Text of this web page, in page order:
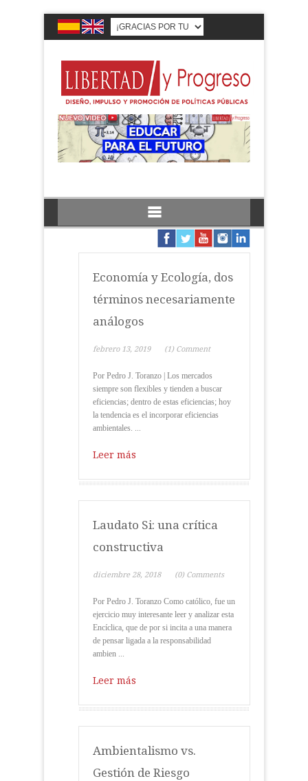
Economía y Ecología, dos
términos necesariamente
análogos
febrero 13, 2019 (1) Comment
Por Pedro J. Toranzo | Los mercados
siempre son flexibles y tienden a buscar
eficiencias; dentro de estas eficiencias; hoy
la tendencia es el incorporar eficiencias
ambientales. ...
Leer más
Laudato Si: una crítica
constructiva
diciembre 28, 2018 (0) Comments
Por Pedro J. Toranzo Como católico, fue un
ejercicio muy interesante leer y analizar esta
Encíclica, que de por si incita a una manera
de pensar ligada a la responsabilidad
ambien ...
Leer más
Ambientalismo vs.
Gestión de Riesgo